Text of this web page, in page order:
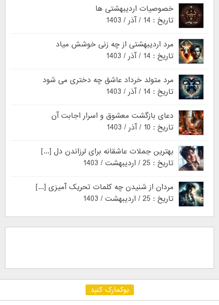
خصوصیات اردیبهشتی ها
تاریخ : 14 / آذر / 1403
مرد اردیبهشتی از چه زنی خوشش میاد
تاریخ : 14 / آذر / 1403
مرد متولد خرداد عاشق چه دختری می شود
تاریخ : 14 / آذر / 1403
دعای بازگشت معشوق و اسرار اجابت آن
تاریخ : 10 / آذر / 1403
بهترین جملات عاشقانه برای لرزاندن دل [...]
تاریخ : 25 / اردیبهشت / 1403
مردان از شنیدن چه کلمات تحریک آمیزی [...]
تاریخ : 25 / اردیبهشت / 1403
بوکمارک کنید